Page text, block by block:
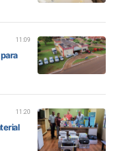
11:09
11:20